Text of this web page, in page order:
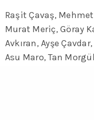
Raşit Çavaş,
Murat Meriç, Göray
Avkıran, Ayşe
Asu Maro, Tan